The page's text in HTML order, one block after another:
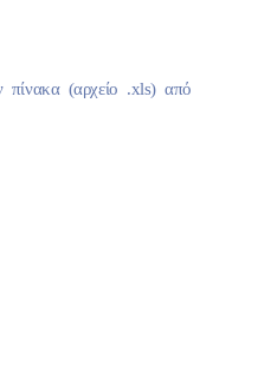
πίνακα (αρχείο .xls) από